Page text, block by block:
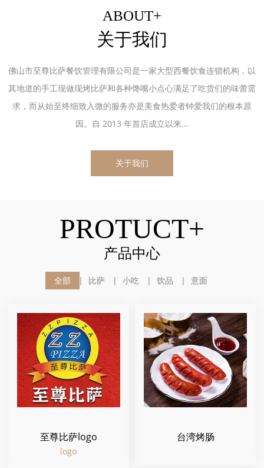
ABOUT+
关于我们
佛山市至尊比萨餐饮管理有限公司是一家大型西餐饮食连锁机构，以
其地道的手工现做现烤比萨和各种馋嘴小点心满足了吃货们的味蕾需
求，而从始至终细致入微的服务亦是美食热爱者钟爱我们的根本原
因。自 2013 年首店成立以来...
关于我们
PROTUCT+
产品中心
全部 比萨 小吃 饮品 意面
至尊比萨logo
logo
台湾烤肠